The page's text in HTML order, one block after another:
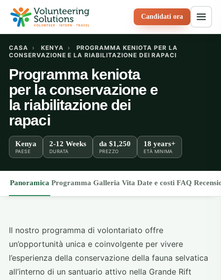
Candidati ora
CASA › KENYA ›
PROGRAMMA KENIOTA PER LA
CONSERVAZIONE E LA RIABILITAZIONE DEI RAPACI
Programma keniota
per la conservazione e
la riabilitazione dei
rapaci
Kenya
PAESE
2-12 Weeks
DURATA
da $1,250
PREZZO
18 years+
ETÀ MINIMA
Panoramica Programma Galleria Vita Date e costi FAQ
Il nostro programma di volontariato offre
un’opportunità unica e coinvolgente per vivere
l’esperienza della conservazione della fauna selvatica
all’interno di un santuario attivo nella Grande Rift